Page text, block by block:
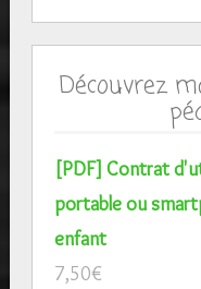
Découvrez
[PDF] Contrat
portable ou
enfant
7,50€